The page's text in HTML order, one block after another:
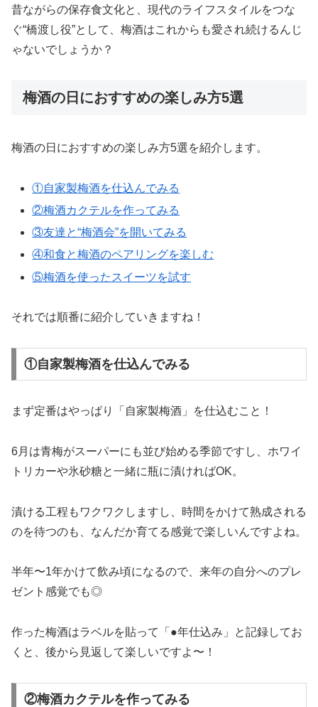
昔ながらの保存食文化と、現代のライフスタイルをつな
ぐ“橋渡し役”として、梅酒はこれからも愛され続けるんじ
ゃないでしょうか？
梅酒の日におすすめの楽しみ方5選
梅酒の日におすすめの楽しみ方5選を紹介します。
①自家製梅酒を仕込んでみる
②梅酒カクテルを作ってみる
③友達と“梅酒会”を開いてみる
④和食と梅酒のペアリングを楽しむ
⑤梅酒を使ったスイーツを試す
それでは順番に紹介していきますね！
①自家製梅酒を仕込んでみる
まず定番はやっぱり「自家製梅酒」を仕込むこと！
6月は青梅がスーパーにも並び始める季節ですし、ホワイ
トリカーや氷砂糖と一緒に瓶に漬ければOK。
漬ける工程もワクワクしますし、時間をかけて熟成される
のを待つのも、なんだか育てる感覚で楽しいんですよね。
半年〜1年かけて飲み頃になるので、来年の自分へのプレ
ゼント感覚でも◎
作った梅酒はラベルを貼って「●年仕込み」と記録してお
くと、後から見返して楽しいですよ〜！
②梅酒カクテルを作ってみる